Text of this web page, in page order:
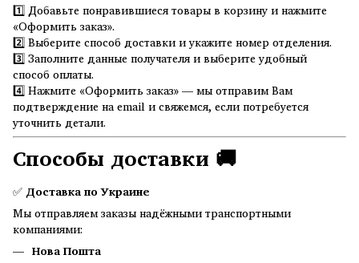
1️⃣ Добавьте понравившиеся товары в корзину и нажмите
«Оформить заказ».
2️⃣ Выберите способ доставки и укажите номер отделения.
3️⃣ Заполните данные получателя и выберите удобный
способ оплаты.
4️⃣ Нажмите «Оформить заказ» — мы отправим Вам
подтверждение на email и свяжемся, если потребуется
уточнить детали.
Способы доставки 🚚
✅Доставка по Украине
Мы отправляем заказы надёжными транспортными
компаниями:
Нова Пошта